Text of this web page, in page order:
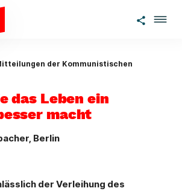
der Kommunistischen
das Leben ein
macht
Berlin
der Verleihung des